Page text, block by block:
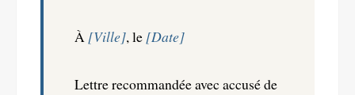
À [Ville], le [Date]
Lettre recommandée avec accusé de